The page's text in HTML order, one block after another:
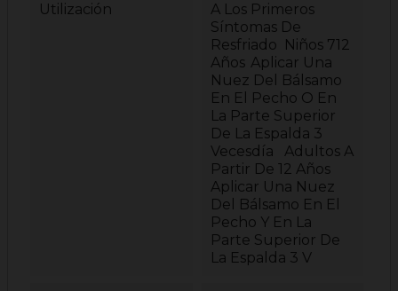
Utilización
A Los Primeros
Síntomas De
Resfriado Niños 712
Años Aplicar Una
Nuez Del Bálsamo
En El Pecho O En
La Parte Superior
De La Espalda 3
Vecesdía Adultos A
Partir De 12 Años
Aplicar Una Nuez
Del Bálsamo En El
Pecho Y En La
Parte Superior De
La Espalda 3 V